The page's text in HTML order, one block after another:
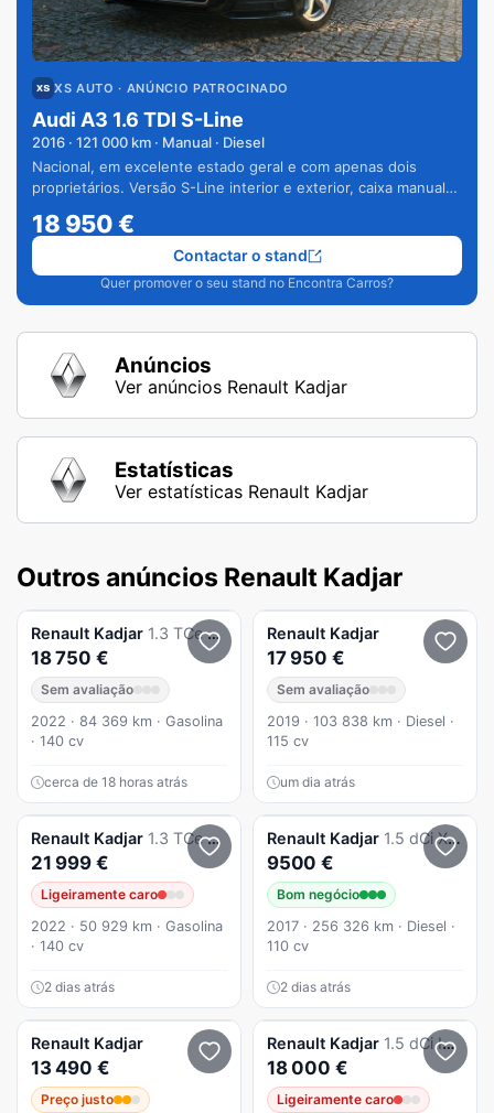
XS AUTO · ANÚNCIO PATROCINADO
Audi A3 1.6 TDI S-Line
2016 · 121 000 km · Manual · Diesel
Nacional, em excelente estado geral e com apenas dois
proprietários. Versão S-Line interior e exterior, caixa manual
18 950€
Quer promover o seu stand no Encontra Carros?
Contactar o stand
Anúncios
Ver anúncios Renault Kadjar
Estatísticas
Ver estatísticas Renault Kadjar
Outros anúncios Renault Kadjar
Renault Kadjar 1.3 TCe Equilibre DCT
18 750 €
Sem avaliação
2022 · 84 369 km · Gasolina
· 140 cv
cerca de 18 horas atrás
Renault Kadjar
17 950 €
Sem avaliação
2019 · 103 838 km · Diesel ·
115 cv
um dia atrás
Renault Kadjar 1.3 TCe Equilibre EDC
21 999 €
Ligeiramente caro
2022 · 50 929 km · Gasolina
· 140 cv
2 dias atrás
Renault Kadjar 1.5 dCi XMOD
9500 €
Bom negócio
2017 · 256 326 km · Diesel ·
110 cv
2 dias atrás
Renault Kadjar
13 490 €
Preço justo
Renault Kadjar 1.5 dCi Intens EDC SS
18 000 €
Ligeiramente caro